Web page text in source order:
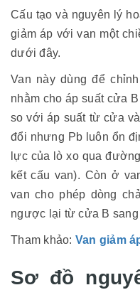
Cấu tạo và nguyên lý
giảm áp với van một
dưới đây.
Van này dùng để
nhằm cho áp suất cửa
so với áp suất từ cửa
đổi nhưng Pb luôn ổn
lực của lò xo qua
kết cấu van). Còn ở
van cho phép dòng
ngược lại từ cửa B sang
Tham khảo: Van giảm
Sơ đồ